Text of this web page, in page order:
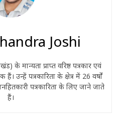
Joshi
के मान्यता प्राप्त वरिष्ठ पत्रकार एवं
हैं। उन्हें पत्रकारिता के क्षेत्र में 26 वर्षों
पत्रकारिता के लिए जाने जाते
हैं।